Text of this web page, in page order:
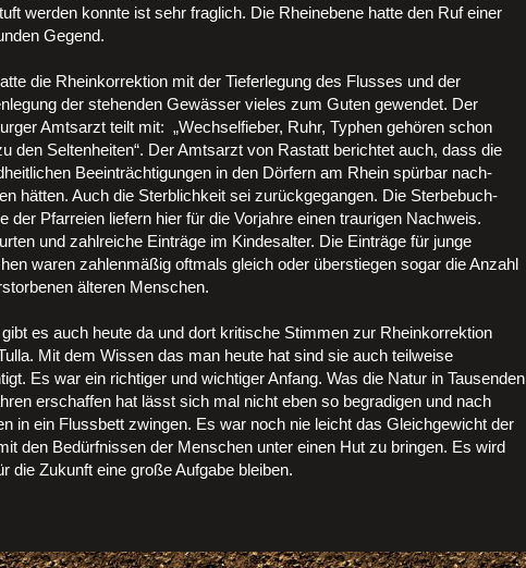
werden konnte ist sehr fraglich. Die Rheinebene hatte den Ruf einer
Gegend.
die Rheinkorrektion mit der Tieferlegung des Flusses und der
der stehenden Gewässer vieles zum Guten gewendet. Der
Amtsarzt teilt mit: „Wechselfieber, Ruhr, Typhen gehören schon
den Seltenheiten“. Der Amtsarzt von Rastatt berichtet auch, dass die
Beeinträchtigungen in den Dörfern am Rhein spürbar nach-
hätten. Auch die Sterblichkeit sei zurückgegangen. Die Sterbebuch-
der Pfarreien liefern hier für die Vorjahre einen traurigen Nachweis.
und zahlreiche Einträge im Kindesalter. Die Einträge für junge
waren zahlenmäßig oftmals gleich oder überstiegen sogar die Anzahl
älteren Menschen.
es auch heute da und dort kritische Stimmen zur Rheinkorrektion
Mit dem Wissen das man heute hat sind sie auch teilweise
Es war ein richtiger und wichtiger Anfang. Was die Natur in Tausenden
erschaffen hat lässt sich mal nicht eben so begradigen und nach
in ein Flussbett zwingen. Es war noch nie leicht das Gleichgewicht der
den Bedürfnissen der Menschen unter einen Hut zu bringen. Es wird
die Zukunft eine große Aufgabe bleiben.